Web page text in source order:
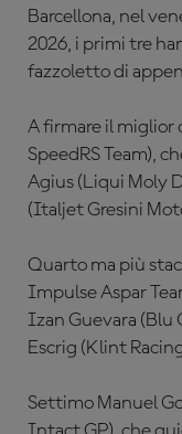
Barcellona, nel
2026, i primi tre
fazzoletto di
A firmare il miglior
SpeedRS Team),
Agius (Liqui Moly
(Italjet Gresini
Quarto ma più
Impulse Aspar
Izan Guevara (Blu
Escrig (Klint
Settimo Manuel